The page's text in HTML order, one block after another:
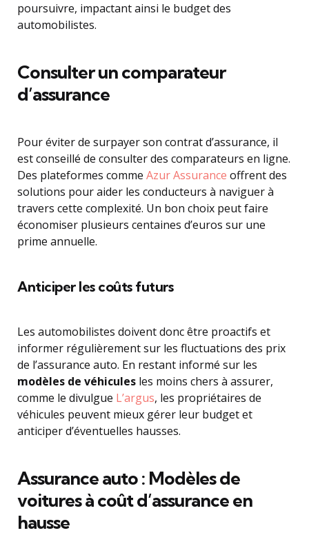
poursuivre, impactant ainsi le budget des
automobilistes.
Consulter un comparateur
d’assurance
Pour éviter de surpayer son contrat d’assurance, il
est conseillé de consulter des comparateurs en ligne.
Des plateformes comme Azur Assurance offrent des
solutions pour aider les conducteurs à naviguer à
travers cette complexité. Un bon choix peut faire
économiser plusieurs centaines d’euros sur une
prime annuelle.
Anticiper les coûts futurs
Les automobilistes doivent donc être proactifs et
informer régulièrement sur les fluctuations des prix
de l’assurance auto. En restant informé sur les
modèles de véhicules les moins chers à assurer,
comme le divulgue L’argus, les propriétaires de
véhicules peuvent mieux gérer leur budget et
anticiper d’éventuelles hausses.
Assurance auto : Modèles de
voitures à coût d’assurance en
hausse